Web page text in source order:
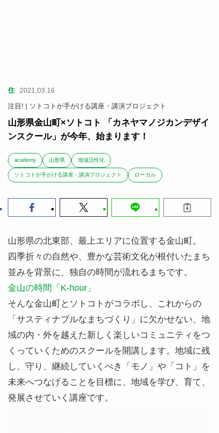
住
2021.03.16
注目! | ソトコトが手がける講座・講演プロジェクト
山形県金山町×ソトコト 「カネヤマノジカンデザイ
ンスクール」が今年、始まります！
academy 山形県 地域活性化
ソトコトが手がける講座・講演プロジェクト ローカル
山形県の北東部、最上エリアに位置する金山町。
四季折々の自然や、豊かな芸術文化が根付いたまち
並みを背景に、独自の時間が流れるまちです。
金山の時間「K-hour」
そんな金山町とソトコトがコラボし、これからの
「サスティナブルなまちづくり」に欠かせない、地
域の内・外を越えた新しく楽しいコミュニティをつ
くっていくためのスクールを開講します。地域に残
し、守り、継続していくべき「モノ」や「コト」を
未来へつなげることを目標に、地域を学び、育て、
発展させていく講座です。